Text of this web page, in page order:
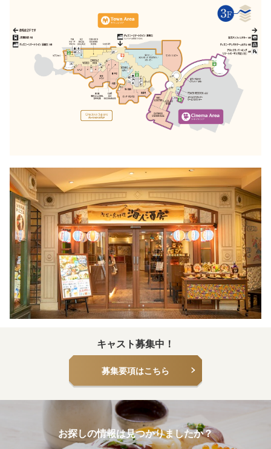
キャスト募集中！
募集要項はこちら
お探しの情報は見つかりましたか？